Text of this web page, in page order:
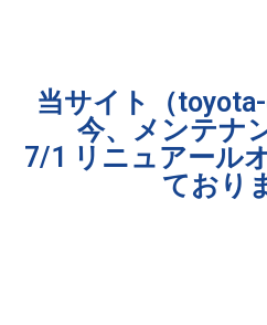
当サイト（
今、メンテナ
7/1 リニュアール
ており